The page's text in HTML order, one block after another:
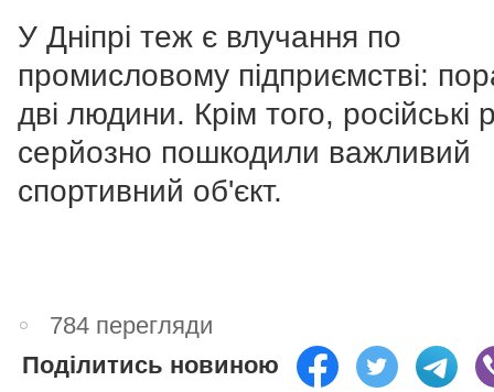
У Дніпрі теж є влучання по
промисловому підприємстві:
дві людини. Крім того, російські
серйозно пошкодили важливий
спортивний об'єкт.
784 перегляди
Поділитись новиною